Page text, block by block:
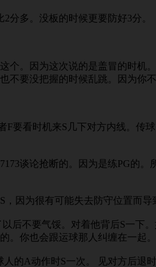
分多。没板的时候更要防好3分。
个。因为这次说的是盖冒的时机
不要没把握的时候乱跳。因为你
F要看时机来S几下对方内线。传
谈论抢断的。因为是练PG的。
，因为很有可能失去防守位置而导
后不要气馁。对着他背后S一下
。你也会跟运球那人纠缠在一起。
人的A动作时S一次。 见对方后退